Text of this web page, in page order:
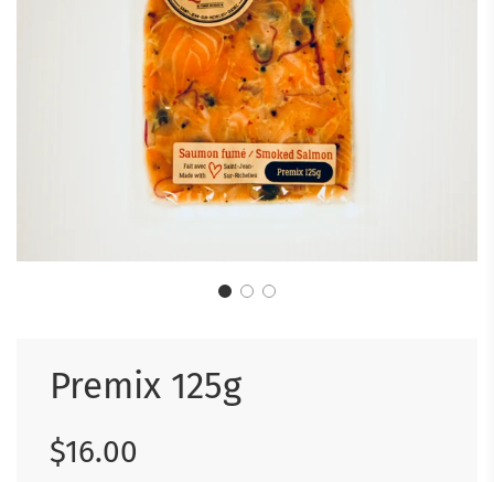
Premix 125g
Prix
réduit
Prix
régulier
$16.00